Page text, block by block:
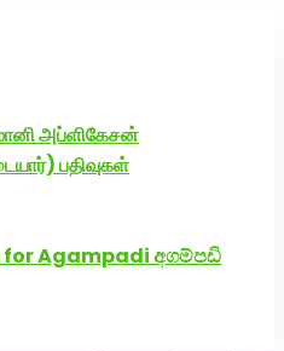
அப்ளிகேசன்
பதிவுகள்
for Agampadi අගම්පඩි
அகமுடையார்மேட்ரி-